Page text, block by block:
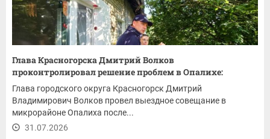
Глава Красногорска Дмитрий Волков
проконтролировал решение проблем в Опалихе:
ремонт...
Глава городского округа Красногорск Дмитрий
Владимирович Волков провел выездное совещание в
микрорайоне Опалиха после...
31.07.2026